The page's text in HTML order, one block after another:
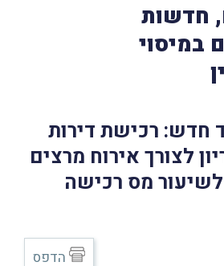
חדשות
במיסוי
פס"ד חדש: רכישת דירות
לצורך אירוח מרצים
מס רכישה